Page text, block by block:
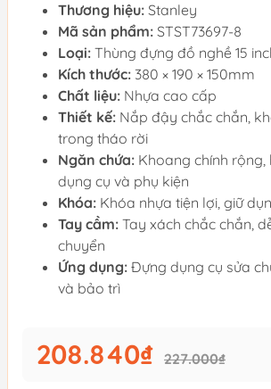
Thương hiệu: Stanley
Mã sản phẩm: STST73697-8
Loại: Thùng đựng đồ nghề 15
Kích thước: 380 × 190 × 150mm
Chất liệu: Nhựa cao cấp
Thiết kế: Nắp đậy chắc chắn,
trong tháo rời
Ngăn chứa: Khoang chính
dụng cụ và phụ kiện
Khóa: Khóa nhựa tiện lợi, giữ
Tay cầm: Tay xách chắc chắn,
chuyển
Ứng dụng: Đựng dụng cụ sửa
và bảo trì
208.840₫ 227.000₫